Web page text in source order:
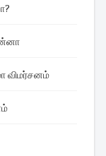
விமர்சனம்